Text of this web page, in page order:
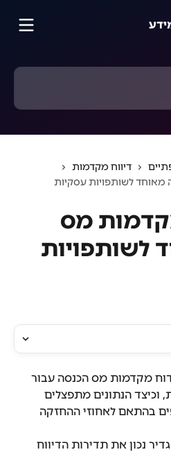
דיווח מקדמות
לשותפויות עסקיות
מס
לשותפויות
מקדמות מס הכנסה עבור
וכיצד הנתונים מתפצלים
בהתאם לאחוזי ההחזקה
נכון את תדירות הדיווח